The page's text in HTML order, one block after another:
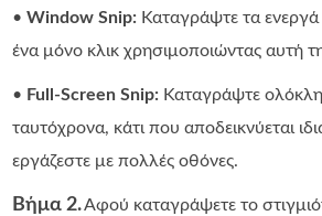
•Window Snip: Καταγράψτε τα
ένα μόνο κλικ χρησιμοποιώντας αυτή
• Full-Screen Snip: Καταγράψτε
ταυτόχρονα, κάτι που αποδεικνύεται
εργάζεστε με πολλές οθόνες.
Βήμα 2.Αφού καταγράψετε το